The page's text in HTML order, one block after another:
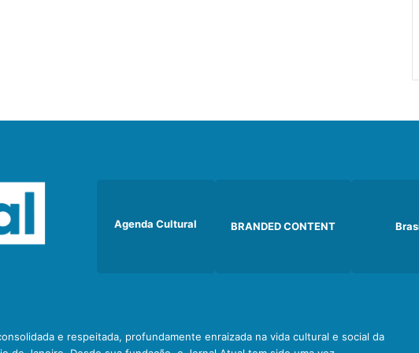
Agenda Cultural BRANDED CONTENT
e respeitada, profundamente enraizada na vida cultural e social da